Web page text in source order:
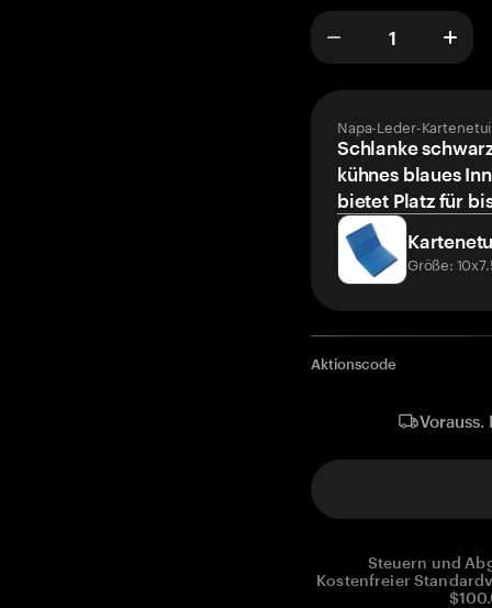
Napa-Leder-
Schlanke
kühnes blaues
bietet Platz für
Größe:
Aktionscode
Steuern und
Kostenfreier